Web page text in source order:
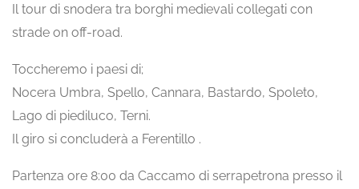
Il tour di snodera tra borghi medievali collegati con
strade on off-road.
Toccheremo i paesi di;
Nocera Umbra, Spello, Cannara, Bastardo, Spoleto,
Lago di piediluco, Terni.
Il giro si concluderà a Ferentillo .
Partenza ore 8:00 da Caccamo di serrapetrona presso il